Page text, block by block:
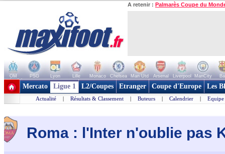
A retenir : Palmarès Coupe du
OM PSG Lyon Lille Monaco Chelsea Man Utd Arsenal Liverpool ManCity
+ de clubs
Mercato Ligue 1 L2/Coupes Etranger Coupe d'Europe Les
Actualité | Résultats & Classement | Buteurs | Calendrier | Equipe
Roma : l'Inter n'oublie pas